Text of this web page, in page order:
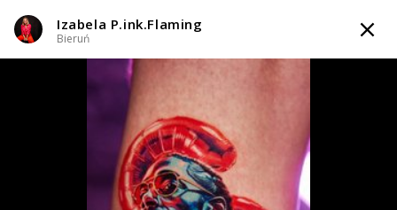
TATTOOARTIST
Izabela P.ink.Flaming
Bieruń
Abstrakcyjny / Black & Grey / Dotwork / Geometryczny /
Ornamenty / Graficzny / Sketch
i 5 więcej
Izabela P.ink.Flaming
Bieruń